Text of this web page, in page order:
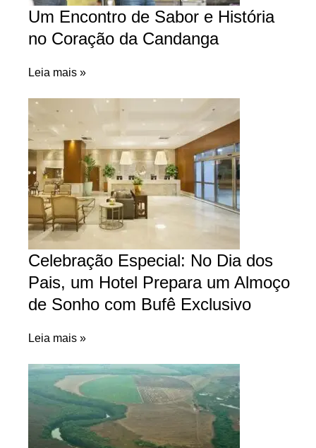
Um Encontro de Sabor e História
no Coração da Candanga
Leia mais »
Celebração Especial: No Dia dos
Pais, um Hotel Prepara um Almoço
de Sonho com Bufê Exclusivo
Leia mais »